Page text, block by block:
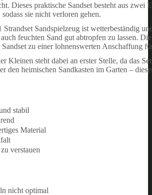
Dieses praktische Sandset besteht aus
sie nicht verloren gehen.
Strandset Sandspielzeug ist wetterbeständig
feuchten Sand gut abtropfen zu lassen.
Sandset zu einer lohnenswerten Anschaffung
Kleinen steht dabei an erster Stelle, da das
den heimischen Sandkasten im Garten –
stabil
Material
verstauen
nicht optimal